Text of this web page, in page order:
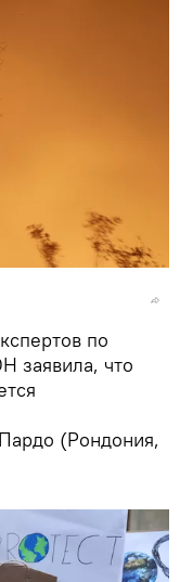
по
заявила, что
(Рондония,